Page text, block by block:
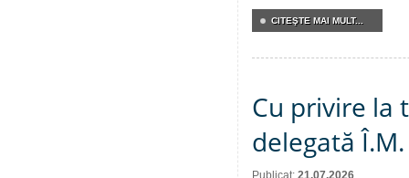
CITEŞTE MAI MULT...
Cu privire la
delegată
Publicat: 21.07.2026